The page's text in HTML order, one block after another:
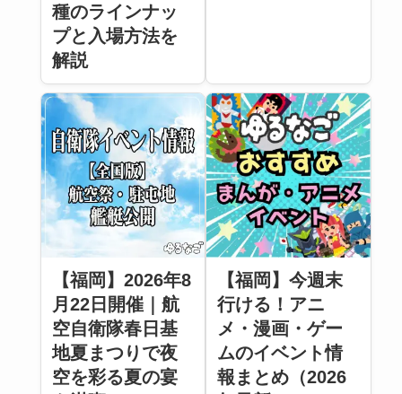
種のラインナッ
プと入場方法を
解説
【福岡】2026年8
月22日開催｜航
空自衛隊春日基
地夏まつりで夜
空を彩る夏の宴
【福岡】今週末
行ける！アニ
メ・漫画・ゲー
ムのイベント情
報まとめ（2026